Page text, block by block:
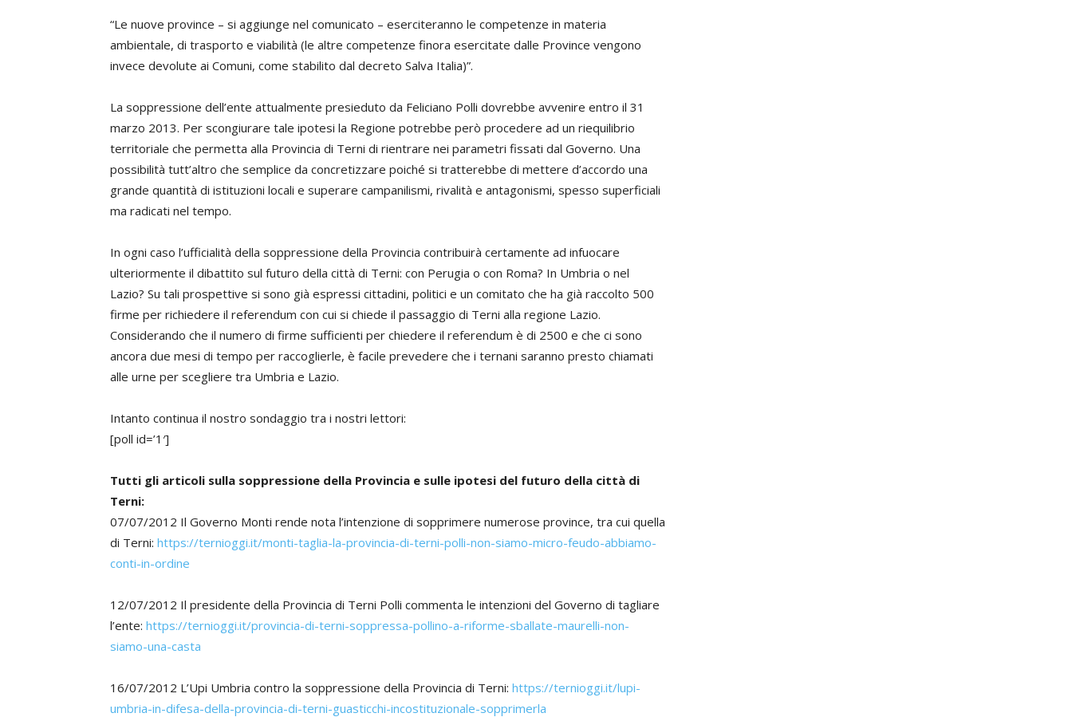
“Le nuove province – si aggiunge nel comunicato – eserciteranno le competenze in materia
ambientale, di trasporto e viabilità (le altre competenze finora esercitate dalle Province vengono
invece devolute ai Comuni, come stabilito dal decreto Salva Italia)”.
La soppressione dell’ente attualmente presieduto da Feliciano Polli dovrebbe avvenire entro il 31
marzo 2013. Per scongiurare tale ipotesi la Regione potrebbe però procedere ad un riequilibrio
territoriale che permetta alla Provincia di Terni di rientrare nei parametri fissati dal Governo. Una
possibilità tutt’altro che semplice da concretizzare poiché si tratterebbe di mettere d’accordo una
grande quantità di istituzioni locali e superare campanilismi, rivalità e antagonismi, spesso superficiali
ma radicati nel tempo.
In ogni caso l’ufficialità della soppressione della Provincia contribuirà certamente ad infuocare
ulteriormente il dibattito sul futuro della città di Terni: con Perugia o con Roma? In Umbria o nel
Lazio? Su tali prospettive si sono già espressi cittadini, politici e un comitato che ha già raccolto 500
firme per richiedere il referendum con cui si chiede il passaggio di Terni alla regione Lazio.
Considerando che il numero di firme sufficienti per chiedere il referendum è di 2500 e che ci sono
ancora due mesi di tempo per raccoglierle, è facile prevedere che i ternani saranno presto chiamati
alle urne per scegliere tra Umbria e Lazio.
Intanto continua il nostro sondaggio tra i nostri lettori:
[poll id=’1′]
Tutti gli articoli sulla soppressione della Provincia e sulle ipotesi del futuro della città di
Terni:
07/07/2012 Il Governo Monti rende nota l’intenzione di sopprimere numerose province, tra cui quella
di Terni: https://ternioggi.it/monti-taglia-la-provincia-di-terni-polli-non-siamo-micro-feudo-abbiamo-
conti-in-ordine
12/07/2012 Il presidente della Provincia di Terni Polli commenta le intenzioni del Governo di tagliare
l’ente: https://ternioggi.it/provincia-di-terni-soppressa-pollino-a-riforme-sballate-maurelli-non-
siamo-una-casta
16/07/2012 L’Upi Umbria contro la soppressione della Provincia di Terni: https://ternioggi.it/lupi-
umbria-in-difesa-della-provincia-di-terni-guasticchi-incostituzionale-sopprimerla